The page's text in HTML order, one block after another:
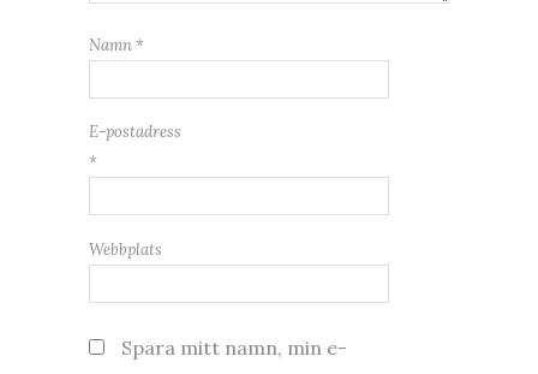
Namn *
E-postadress
*
Webbplats
Spara mitt namn, min e-